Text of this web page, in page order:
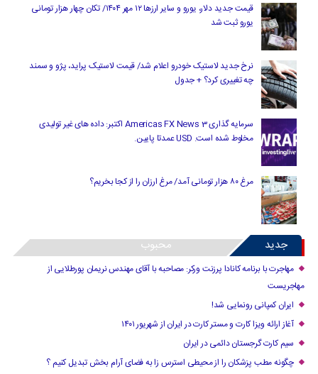
قیمت جدید دلار، یورو و سایر ارزها ۱۲ مهر ۱۴۰۴/ تکان چهار هزار تومانی
یورو ثبت شد
نرخ جدید لاستیک خودرو اعلام شد/ قیمت لاستیک پراید، پژو و سمند
چه تغییری کرد؟ + جدول
سرمایه گذاری Americas FX News 3 اکتبر: داده های غیر تولیدی
مخلوط شده است. USD عمدتا پایین.
مرغ ۸۰ هزار تومانی آمد/ مرغ ارزان را از کجا بخریم؟
جدید محبوب
مهاجرت با برنامه کانادا پرزنت ورکر: مصاحبه با آقای مهندس نریمان پورطلایی از
مهاجریست
ایران کمپانی رونمایی شد!
آغاز ارائه ویزا کارت و مستر کارت در ایران از شهریور ۱۴۰۱
سیم کارت گرجستان دائمی در ایران
چگونه مطب پزشکان را از محیطی استرس زا به فضای آرام بخش تبدیل کنیم ؟